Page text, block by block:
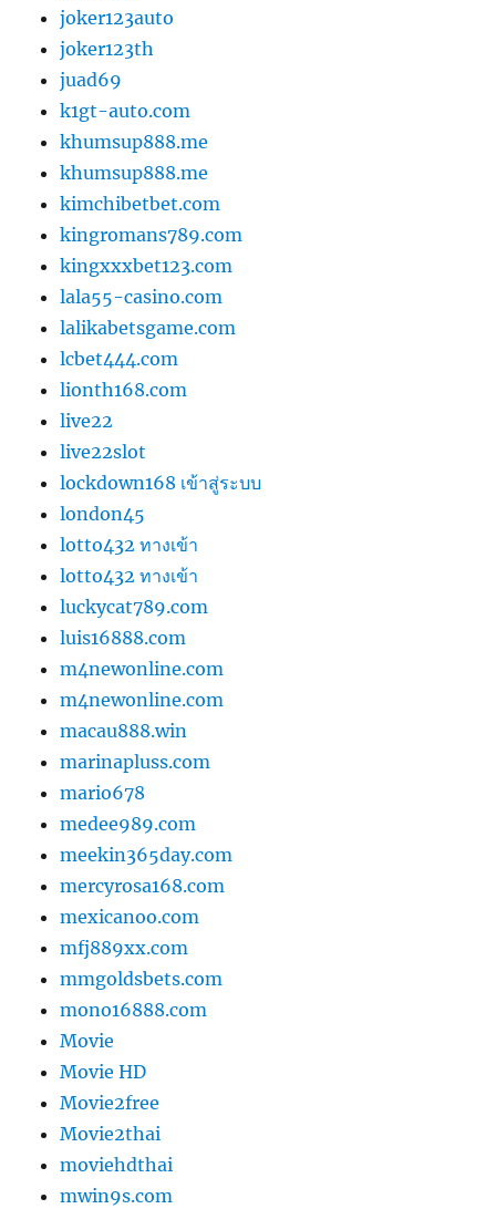
joker123auto
joker123th
juad69
k1gt-auto.com
khumsup888.me
khumsup888.me
kimchibetbet.com
kingromans789.com
kingxxxbet123.com
lala55-casino.com
lalikabetsgame.com
lcbet444.com
lionth168.com
live22
live22slot
lockdown168 เข้าสู่ระบบ
london45
lotto432 ทางเข้า
lotto432 ทางเข้า
luckycat789.com
luis16888.com
m4newonline.com
m4newonline.com
macau888.win
marinapluss.com
mario678
medee989.com
meekin365day.com
mercyrosa168.com
mexicanoo.com
mfj889xx.com
mmgoldsbets.com
mono16888.com
Movie
Movie HD
Movie2free
Movie2thai
moviehdthai
mwin9s.com